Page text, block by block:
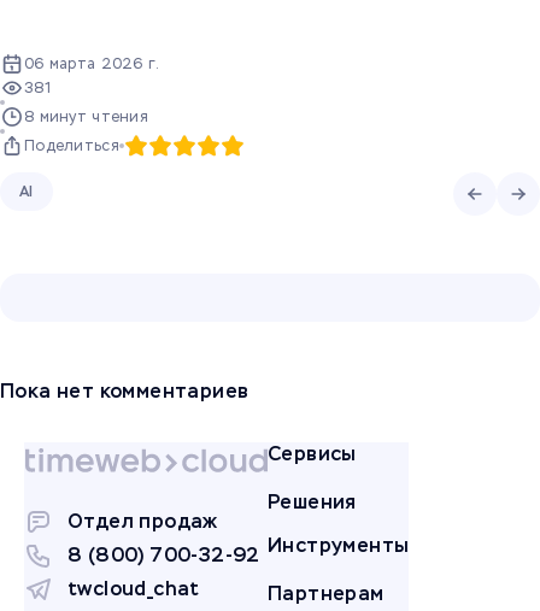
06 марта 2026 г.
381
8 минут чтения
Поделиться
AI
Пока нет комментариев
Отдел продаж
8 (800) 700-32-92
twcloud_chat
Сервисы
Решения
Инструменты
Партнерам